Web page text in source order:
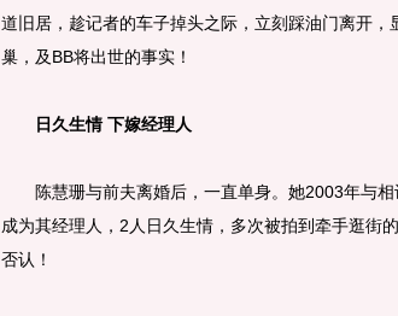
道旧居，趁记者的车子掉头之际，立刻踩油门离开
巢，及BB将出世的事实！
日久生情 下嫁经理人
陈慧珊与前夫离婚后，一直单身。她2003年与相
成为其经理人，2人日久生情，多次被拍到牵手逛街
否认！